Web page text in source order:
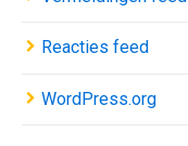
Reacties feed
WordPress.org